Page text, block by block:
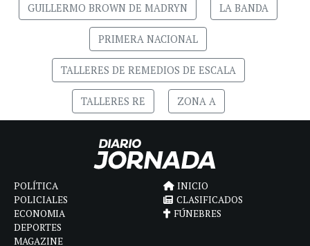
GUILLERMO BROWN DE MADRYN LA BANDA
PRIMERA NACIONAL
TALLERES DE REMEDIOS DE ESCALA
TALLERES RE ZONA A
POLÍTICA
POLICIALES
ECONOMIA
DEPORTES
MAGAZINE
INICIO
CLASIFICADOS
FÚNEBRES